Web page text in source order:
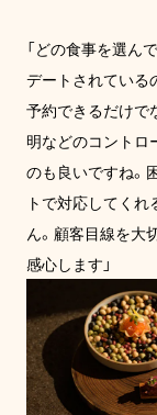
「どの食事を選ん
デートされている
予約できるだけで
明などのコントロ
のも良いですね。
トで対応してく
ん。顧客目線を大
感心します」